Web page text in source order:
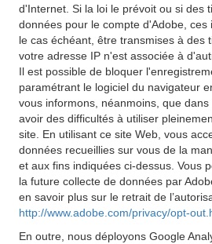
d'Internet. Si la loi le prévoit ou si des
données pour le compte d'Adobe, ces
le cas échéant, être transmises à des
votre adresse IP n'est associée à
Il est possible de bloquer
paramétrant le logiciel du navigateur
vous informons, néanmoins, que
avoir des difficultés à utiliser
site. En utilisant ce site Web, vous
données recueillies sur vous de la
et aux fins indiquées ci-dessus. Vous
la future collecte de données par
en savoir plus sur le retrait de
http://www.adobe.com/privacy/opt-
En outre, nous déployons Google